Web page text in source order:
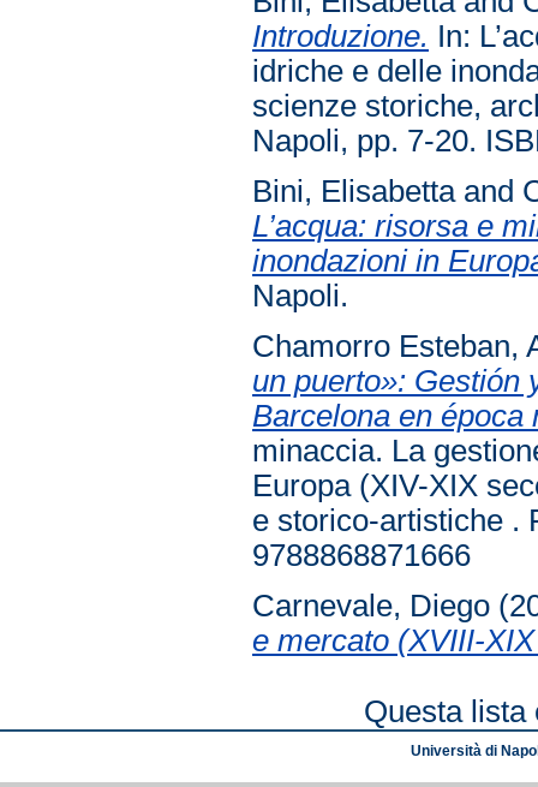
Introduzione. In:
idriche e delle
scienze storiche,
Napoli, pp. 7-20.
Bini, Elisabettaand
L’acqua: risorsa e
inondazioni in
Napoli.
Chamorro Esteban,
un puerto»: Gestión
Barcelona en época
minaccia. La
Europa (XIV-XIX
e storico-artistiche .
9788868871666
Carnevale, Diego
e mercato (XVIII-
Questa
Università di